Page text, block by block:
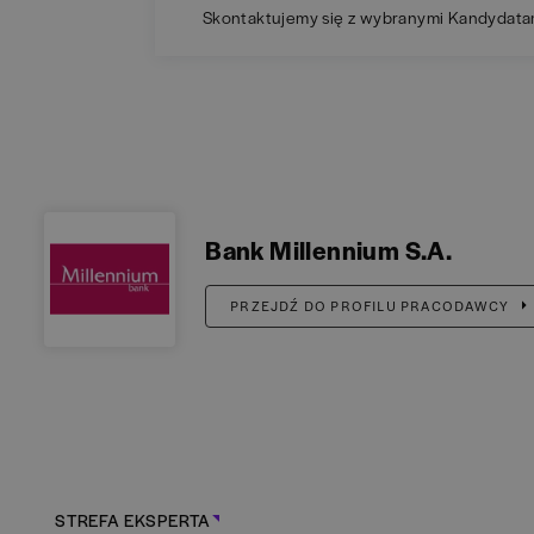
Skontaktujemy się z wybranymi
Bank Millennium S.A.
PRZEJDŹ DO PROFILU PRACODAWCY
STREFA EKSPERTA